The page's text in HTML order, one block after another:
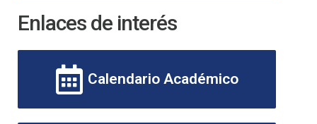
Enlaces de interés
Calendario Académico